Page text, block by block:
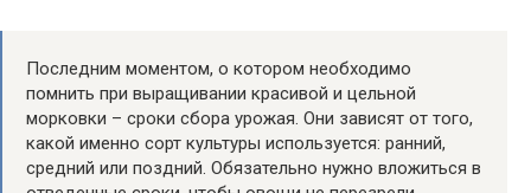
Последним моментом, о котором необходимо
помнить при выращивании красивой и цельной
морковки – сроки сбора урожая. Они зависят от того,
какой именно сорт культуры используется: ранний,
средний или поздний. Обязательно нужно вложиться в